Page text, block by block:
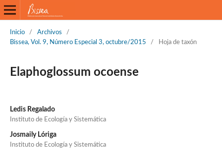
Inicio / Archivos
/
Bissea, Vol. 9, Número Especial 3, octubre/2015
/ Hoja de taxón
Elaphoglossum ocoense
Ledis Regalado
Instituto de Ecología y Sistemática
Josmaily Lóriga
Instituto de Ecología y Sistemática